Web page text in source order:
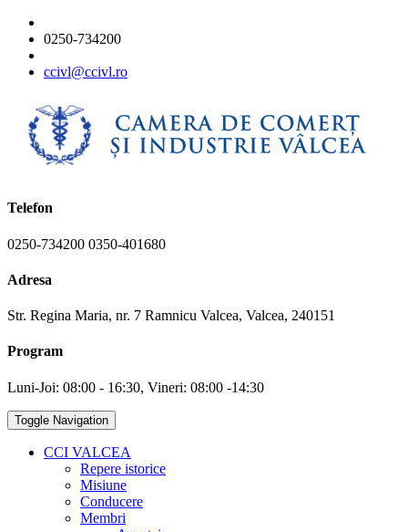
0250-734200
ccivl@ccivl.ro
Telefon
0250-734200 0350-401680
Adresa
Str. Regina Maria, nr. 7 Ramnicu Valcea, Valcea, 240151
Program
Luni-Joi: 08:00 - 16:30, Vineri: 08:00 -14:30
Toggle Navigation
CCI VALCEA
Repere istorice
Misiune
Conducere
Membri